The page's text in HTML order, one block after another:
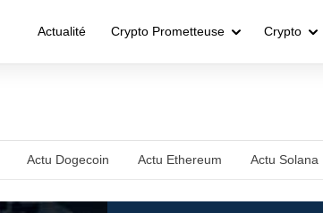
Actualité Crypto Prometteuse Crypto
Actu Dogecoin Actu Ethereum Actu Solana